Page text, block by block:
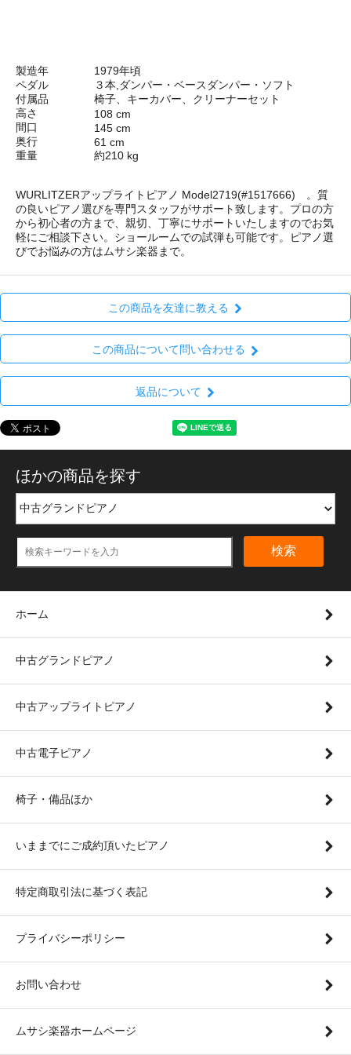
製造年
1979年頃
ペダル
３本,ダンパー・ベースダンパー・ソフト
付属品
椅子、キーカバー、クリーナーセット
高さ
108 cm
間口
145 cm
奥行
61 cm
重量
約210 kg
WURLITZERアップライトピアノ Model2719(#1517666) 。質
の良いピアノ選びを専門スタッフがサポート致します。プロの方
から初心者の方まで、親切、丁寧にサポートいたしますのでお気
軽にご相談下さい。ショールームでの試弾も可能です。ピアノ選
びでお悩みの方はムサシ楽器まで。
この商品を友達に教える
この商品について問い合わせる
返品について
ほかの商品を探す
検索
ホーム
中古グランドピアノ
中古アップライトピアノ
中古電子ピアノ
椅子・備品ほか
いままでにご成約頂いたピアノ
特定商取引法に基づく表記
プライバシーポリシー
お問い合わせ
ムサシ楽器ホームページ